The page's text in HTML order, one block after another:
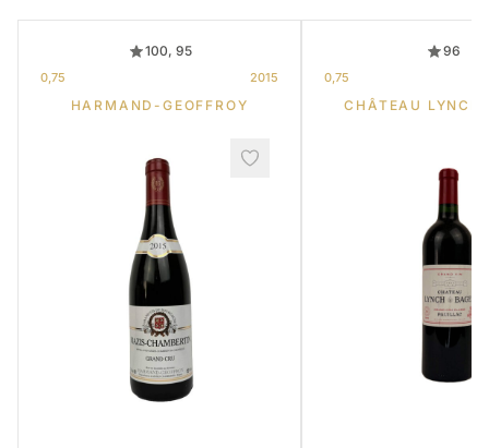
100, 95
0,75 2015
HARMAND-GEOFFROY
96
0,75
CHÂTEAU LYNCH